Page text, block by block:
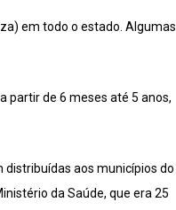
em todo o estado. Algumas
partir de 6 meses até 5 anos,
distribuídas aos municípios do
da Saúde, que era 25